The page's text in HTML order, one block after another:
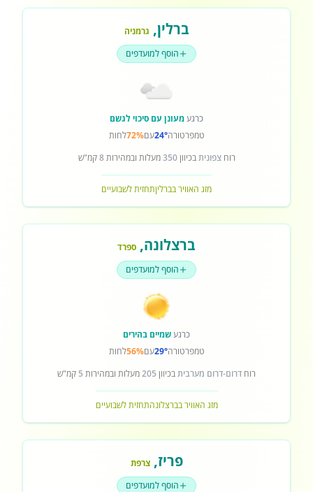
ברלין, גרמניה
הוסף למועדפים
כרגעמעונן עם סיכוי לגשם
טמפרטורה24°עם72%לחות
רוחצפוניתבכיוון350מעלות ובמהירות8קמ"ש
מזג האוויר בברליןתחזית לשבועיים
ברצלונה, ספרד
הוסף למועדפים
כרגעשמיים בהירים
טמפרטורה29°עם56%לחות
רוח דרום-דרום מערביתבכיוון 205מעלות ובמהירות 5 קמ"ש
מזג האוויר בברצלונהתחזית לשבועיים
פריז,צרפת
הוסף למועדפים